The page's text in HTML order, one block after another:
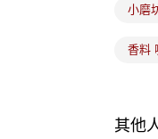
小磨
香料
其他